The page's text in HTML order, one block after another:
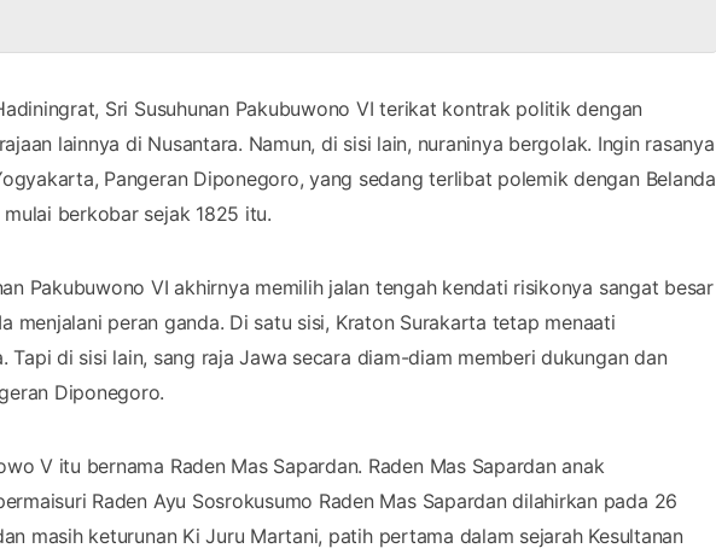
Sri Susuhunan Pakubuwono VI terikat kontrak politik dengan
lainnya di Nusantara. Namun, di sisi lain, nuraninya bergolak. Ingin rasanya
Pangeran Diponegoro, yang sedang terlibat polemik dengan Belanda
berkobar sejak 1825 itu.
Pakubuwono VI akhirnya memilih jalan tengah kendati risikonya sangat besar
menjalani peran ganda. Di satu sisi, Kraton Surakarta tetap menaati
Tapi di sisi lain, sang raja Jawa secara diam-diam memberi dukungan dan
Diponegoro.
V itu bernama Raden Mas Sapardan. Raden Mas Sapardan anak
Raden Ayu Sosrokusumo Raden Mas Sapardan dilahirkan pada 26
masih keturunan Ki Juru Martani, patih pertama dalam sejarah Kesultanan